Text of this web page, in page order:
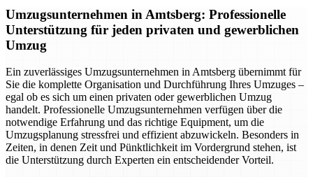
Umzugsunternehmen in Amtsberg: Professionelle
Unterstützung für jeden privaten und gewerblichen
Umzug
Ein zuverlässiges Umzugsunternehmen in Amtsberg übernimmt für
Sie die komplette Organisation und Durchführung Ihres Umzuges –
egal ob es sich um einen privaten oder gewerblichen Umzug
handelt. Professionelle Umzugsunternehmen verfügen über die
notwendige Erfahrung und das richtige Equipment, um die
Umzugsplanung stressfrei und effizient abzuwickeln. Besonders in
Zeiten, in denen Zeit und Pünktlichkeit im Vordergrund stehen, ist
die Unterstützung durch Experten ein entscheidender Vorteil.